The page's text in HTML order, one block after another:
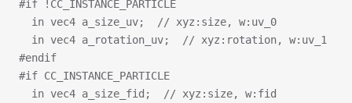
#if !CC_INSTANCE_PARTICLE
  in vec4 a_size_uv;  // xyz:size, w:uv_0
  in vec4 a_rotation_uv;  // xyz:rotation, w:uv_1
#endif
#if CC_INSTANCE_PARTICLE
  in vec4 a_size_fid;  // xyz:size, w:fid